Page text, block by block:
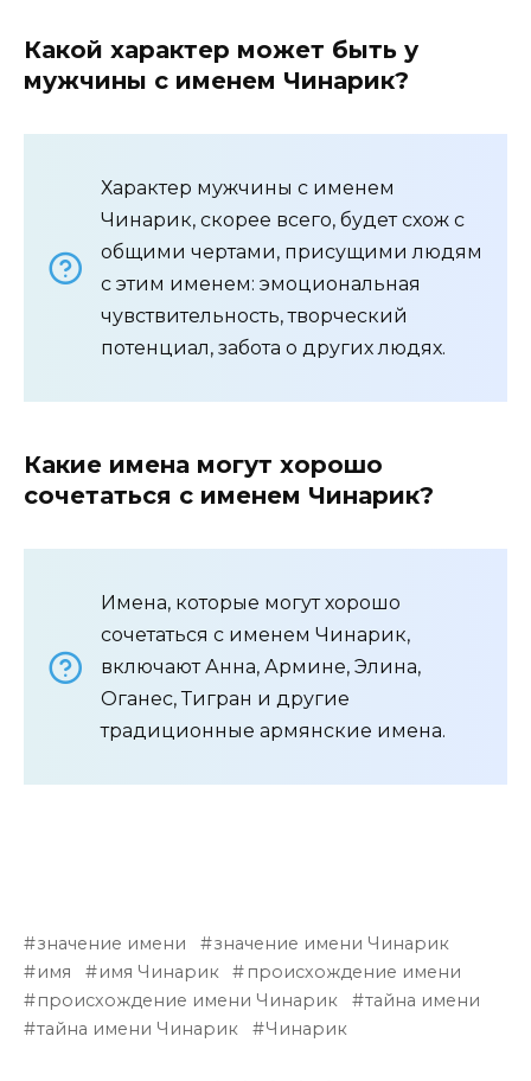
Какой характер может быть у
мужчины с именем Чинарик?
Характер мужчины с именем
Чинарик, скорее всего, будет схож с
общими чертами, присущими людям
с этим именем: эмоциональная
чувствительность, творческий
потенциал, забота о других людях.
Какие имена могут хорошо
сочетаться с именем Чинарик?
Имена, которые могут хорошо
сочетаться с именем Чинарик,
включают Анна, Армине, Элина,
Оганес, Тигран и другие
традиционные армянские имена.
значение имени
значение имени Чинарик
имя
имя Чинарик
происхождение имени
происхождение имени Чинарик
тайна имени
тайна имени Чинарик
Чинарик